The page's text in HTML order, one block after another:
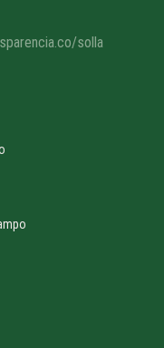
solla